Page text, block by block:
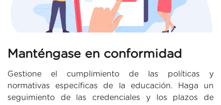
Manténgase en conformidad
Gestione el cumplimiento de las políticas y
normativas específicas de la educación. Haga un
seguimiento de las credenciales y los plazos de